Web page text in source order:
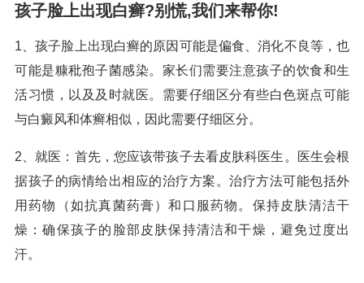
孩子脸上出现白癣?别慌,我们来帮你!
1、孩子脸上出现白癣的原因可能是偏食、消化不良等，也
可能是糠秕孢子菌感染。家长们需要注意孩子的饮食和生
活习惯，以及及时就医。需要仔细区分有些白色斑点可能
与白癜风和体癣相似，因此需要仔细区分。
2、就医：首先，您应该带孩子去看皮肤科医生。医生会根
据孩子的病情给出相应的治疗方案。治疗方法可能包括外
用药物（如抗真菌药膏）和口服药物。保持皮肤清洁干
燥：确保孩子的脸部皮肤保持清洁和干燥，避免过度出
汗。